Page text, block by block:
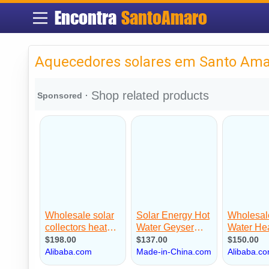
Encontra SantoAmaro
Aquecedores solares em Santo